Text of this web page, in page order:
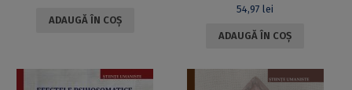
ADAUGĂ ÎN COȘ
54,97lei
ADAUGĂ ÎN COȘ